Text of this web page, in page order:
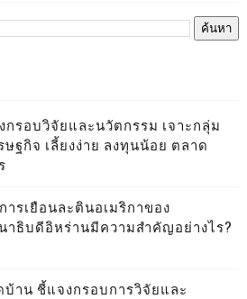
กรอบวิจัยและนวัตกรรม เจาะกลุ่ม
ษฐกิจ เลี้ยงง่าย ลงทุนน้อย ตลาด
ารเยือนละตินอเมริกาของ
าธิบดีอิหร่านมีความสำคัญอย่างไร?
บ้าน ชี้แจงกรอบการวิจัยและ